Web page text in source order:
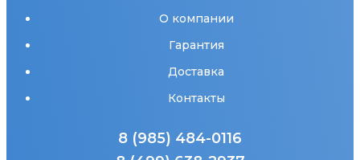
О компании
Гарантия
Доставка
Контакты
8 (985) 484-0116